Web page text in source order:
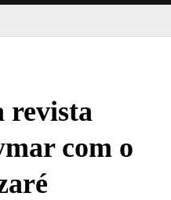
revista
com o